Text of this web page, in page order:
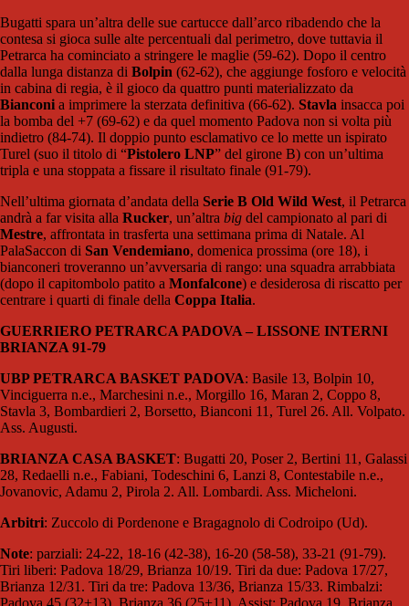
Bugatti spara un’altra delle sue cartucce dall’arco ribadendo che la
contesa si gioca sulle alte percentuali dal perimetro, dove tuttavia il
Petrarca ha cominciato a stringere le maglie (59-62). Dopo il centro
dalla lunga distanza di Bolpin (62-62), che aggiunge fosforo e velocità
in cabina di regia, è il gioco da quattro punti materializzato da
Bianconi a imprimere la sterzata definitiva (66-62). Stavla insacca poi
la bomba del +7 (69-62) e da quel momento Padova non si volta più
indietro (84-74). Il doppio punto esclamativo ce lo mette un ispirato
Turel (suo il titolo di “Pistolero LNP” del girone B) con un’ultima
tripla e una stoppata a fissare il risultato finale (91-79).
Nell’ultima giornata d’andata della Serie B Old Wild West, il Petrarca
andrà a far visita alla Rucker, un’altra big del campionato al pari di
Mestre, affrontata in trasferta una settimana prima di Natale. Al
PalaSaccon di San Vendemiano, domenica prossima (ore 18), i
bianconeri troveranno un’avversaria di rango: una squadra arrabbiata
(dopo il capitombolo patito a Monfalcone) e desiderosa di riscatto per
centrare i quarti di finale della Coppa Italia.
GUERRIERO PETRARCA PADOVA – LISSONE INTERNI
BRIANZA 91-79
UBP PETRARCA BASKET PADOVA: Basile 13, Bolpin 10,
Vinciguerra n.e., Marchesini n.e., Morgillo 16, Maran 2, Coppo 8,
Stavla 3, Bombardieri 2, Borsetto, Bianconi 11, Turel 26. All. Volpato.
Ass. Augusti.
BRIANZA CASA BASKET: Bugatti 20, Poser 2, Bertini 11, Galassi
28, Redaelli n.e., Fabiani, Todeschini 6, Lanzi 8, Contestabile n.e.,
Jovanovic, Adamu 2, Pirola 2. All. Lombardi. Ass. Micheloni.
Arbitri: Zuccolo di Pordenone e Bragagnolo di Codroipo (Ud).
Note: parziali: 24-22, 18-16 (42-38), 16-20 (58-58), 33-21 (91-79).
Tiri liberi: Padova 18/29, Brianza 10/19. Tiri da due: Padova 17/27,
Brianza 12/31. Tiri da tre: Padova 13/36, Brianza 15/33. Rimbalzi:
Padova 45 (32+13), Brianza 36 (25+11). Assist: Padova 19, Brianza